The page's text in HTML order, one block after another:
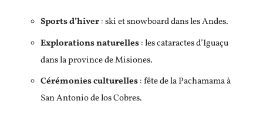
Sports d’hiver: ski et snowboard dans les Andes.
Explorations naturelles: les cataractes d’Iguaçu
dans la province de Misiones.
Cérémonies culturelles: fête de la Pachamama à
San Antonio de los Cobres.